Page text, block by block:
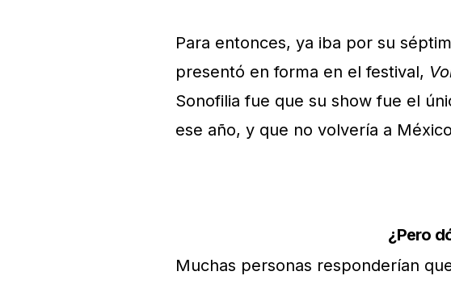
Para entonces, ya iba por su
presentó en forma en el festival,
Sonofilia fue que su show fue el
ese año, y que no volvería a
¿Pero
Muchas personas responderían